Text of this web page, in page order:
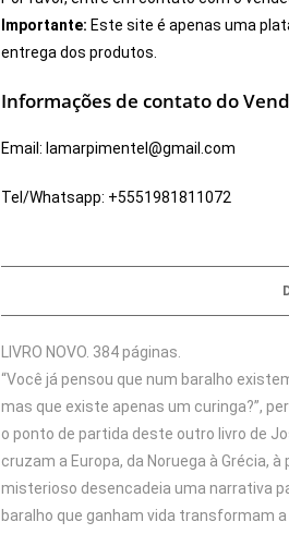
Importante: Este site é apenas uma
entrega dos produtos.
Informações de contato do
Email: lamarpimentel@gmail.com
Tel/Whatsapp: +5551981811072
LIVRO NOVO. 384 páginas.
“Você já pensou que num baralho
mas que existe apenas um curinga?”,
o ponto de partida deste outro livro de
cruzam a Europa, da Noruega à Grécia,
misterioso desencadeia uma narrativa
baralho que ganham vida transformam